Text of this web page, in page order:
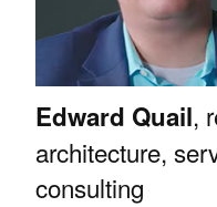
Edward Quail,
architecture,
consulting